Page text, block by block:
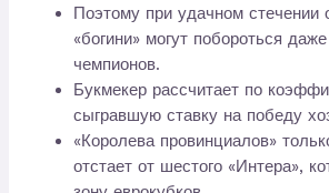
Поэтому при удачном стечении
«богини» могут побороться
чемпионов.
Букмекер рассчитает по
сыгравшую ставку на победу
«Королева провинциалов»
отстает от шестого «Интера»,